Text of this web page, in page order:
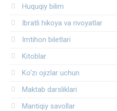
Huquqiy bilim
Ibratli hikoya va rivoyatlar
Imtihon biletlari
Kitoblar
Ko‘zi ojizlar uchun
Maktab darsliklari
Mantiqiy savollar